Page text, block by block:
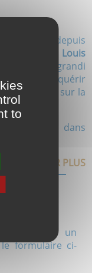
liés depuis
atelier de Louis
qui a grandi
, pour conquérir
de pont sur la
saga dans
EN SAVOIR PLUS
remarque, un
formulaire ci-
to